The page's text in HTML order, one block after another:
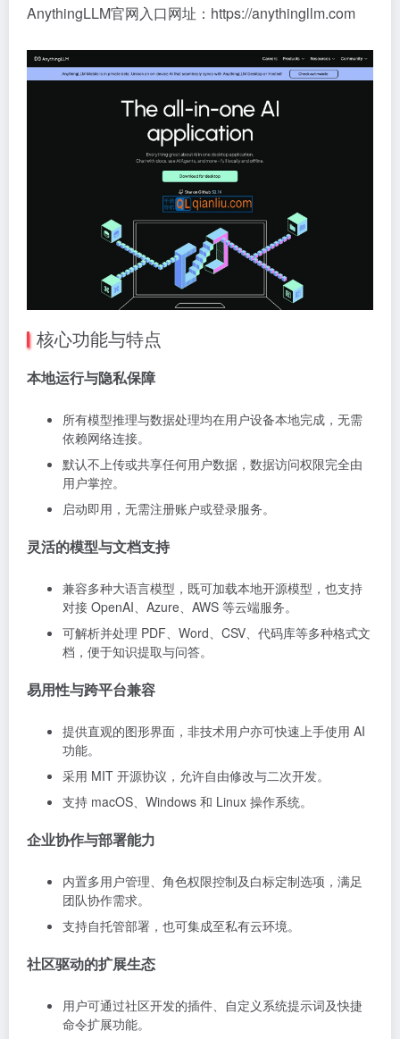
AnythingLLM官网入口网址：https://anythingllm.com
核心功能与特点
本地运行与隐私保障
所有模型推理与数据处理均在用户设备本地完成，无需
依赖网络连接。
默认不上传或共享任何用户数据，数据访问权限完全由
用户掌控。
启动即用，无需注册账户或登录服务。
灵活的模型与文档支持
兼容多种大语言模型，既可加载本地开源模型，也支持
对接 OpenAI、Azure、AWS 等云端服务。
可解析并处理 PDF、Word、CSV、代码库等多种格式文
档，便于知识提取与问答。
易用性与跨平台兼容
提供直观的图形界面，非技术用户亦可快速上手使用 AI
功能。
采用 MIT 开源协议，允许自由修改与二次开发。
支持 macOS、Windows 和 Linux 操作系统。
企业协作与部署能力
内置多用户管理、角色权限控制及白标定制选项，满足
团队协作需求。
支持自托管部署，也可集成至私有云环境。
社区驱动的扩展生态
用户可通过社区开发的插件、自定义系统提示词及快捷
命令扩展功能。